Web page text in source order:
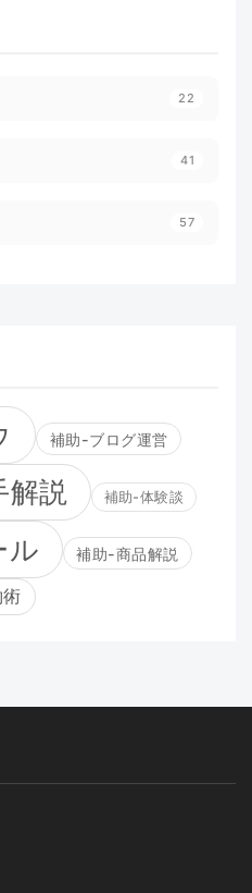
22
41
57
補助-ブログ運営
解説 補助-体験談
ル 補助-商品解説